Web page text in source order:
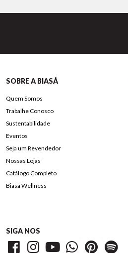
SOBRE A BIASÁ
Quem Somos
Trabalhe Conosco
Sustentabilidade
Eventos
Seja um Revendedor
Nossas Lojas
Catálogo Completo
Biasa Wellness
SIGA NOS